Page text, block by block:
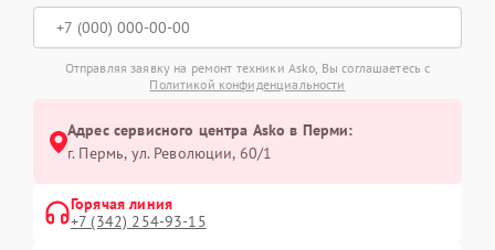
Отправляя заявку на ремонт техники Asko, Вы соглашаетесь с
Политикой конфиденциальности
Адрес сервисного центра Asko в Перми:
г. Пермь, ул. ​Революции, 60/1
Горячая линия
+7 (342) 254-93-15